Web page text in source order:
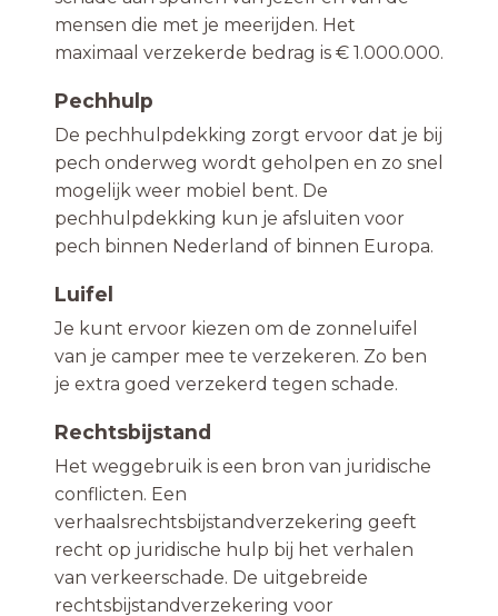
mensen die met je meerijden. Het
maximaal verzekerde bedrag is € 1.000.000.
Pechhulp
De pechhulpdekking zorgt ervoor dat je bij
pech onderweg wordt geholpen en zo snel
mogelijk weer mobiel bent. De
pechhulpdekking kun je afsluiten voor
pech binnen Nederland of binnen Europa.
Luifel
Je kunt ervoor kiezen om de zonneluifel
van je camper mee te verzekeren. Zo ben
je extra goed verzekerd tegen schade.
Rechtsbijstand
Het weggebruik is een bron van juridische
conflicten. Een
verhaalsrechtsbijstandverzekering geeft
recht op juridische hulp bij het verhalen
van verkeerschade. De uitgebreide
rechtsbijstandverzekering voor